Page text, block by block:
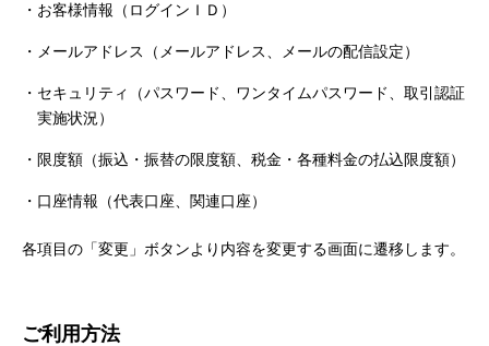
機能・サービス
セキュリティ
使い方
お客様情報（ログインＩＤ）
メールアドレス（メールアドレス、メールの配信設定）
セキュリティ（パスワード、ワンタイムパスワード、取引認証
実施状況）
限度額（振込・振替の限度額、税金・各種料金の払込限度額）
口座情報（代表口座、関連口座）
各項目の「変更」ボタンより内容を変更する画面に遷移します。
ご利用方法